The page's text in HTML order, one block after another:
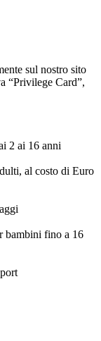
sul nostro sito
“Privilege Card”,
2 ai 16 anni
al costo di Euro
bambini fino a 16